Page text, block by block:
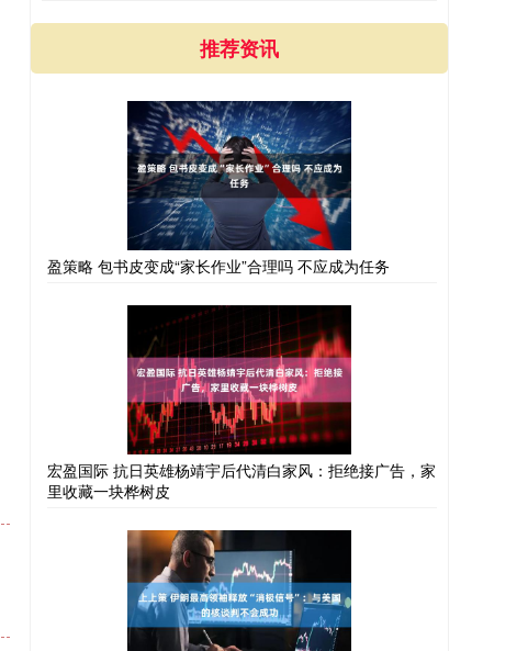
推荐资讯
盈策略 包书皮变成“家长作业”合理吗 不应成为任务
宏盈国际 抗日英雄杨靖宇后代清白家风：拒绝接广告，家
里收藏一块桦树皮